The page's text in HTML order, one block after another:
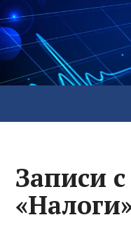
Записи